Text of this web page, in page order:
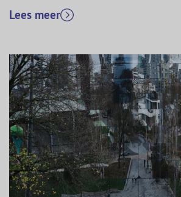
de consument verzwakken, kan zo’n beding
bezwarend worden beschouwd. Dat is
6:236 BW en…
Lees meer